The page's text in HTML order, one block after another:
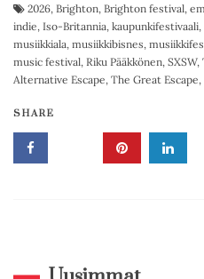
2026, Brighton, Brighton festival,
indie, Iso-Britannia, kaupunkifestivaali,
musiikkiala, musiikkibisnes,
music festival, Riku Pääkkönen, SXSW,
Alternative Escape, The Great Escape,
SHARE